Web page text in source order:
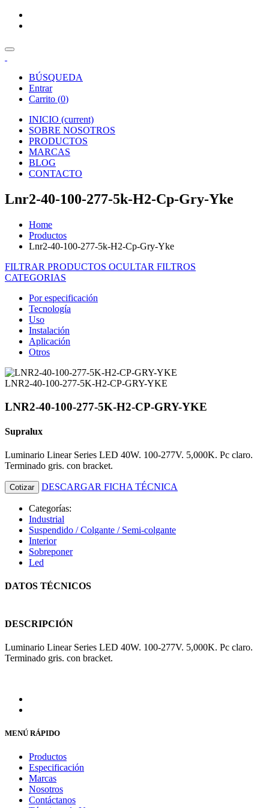
BÚSQUEDA
Entrar
Carrito (0)
INICIO (current)
SOBRE NOSOTROS
PRODUCTOS
MARCAS
BLOG
CONTACTO
Lnr2-40-100-277-5k-H2-Cp-Gry-Yke
Home
Productos
Lnr2-40-100-277-5k-H2-Cp-Gry-Yke
FILTRAR PRODUCTOS OCULTAR FILTROS
CATEGORIAS
Por especificación
Tecnología
Uso
Instalación
Aplicación
Otros
LNR2-40-100-277-5K-H2-CP-GRY-YKE
LNR2-40-100-277-5K-H2-CP-GRY-YKE
Supralux
Luminario Linear Series LED 40W. 100-277V. 5,000K. Pc claro.
Terminado gris. con bracket.
Cotizar DESCARGAR FICHA TÉCNICA
Categorías:
Industrial
Suspendido / Colgante / Semi-colgante
Interior
Sobreponer
Led
DATOS TÉCNICOS
DESCRIPCIÓN
Luminario Linear Series LED 40W. 100-277V. 5,000K. Pc claro.
Terminado gris. con bracket.
MENÚ RÁPIDO
Productos
Especificación
Marcas
Nosotros
Contáctanos